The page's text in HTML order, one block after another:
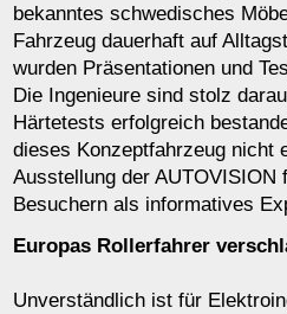
bekanntes schwedisches
Fahrzeug dauerhaft auf
wurden Präsentationen und
Die Ingenieure sind stolz
Härtetests erfolgreich
dieses Konzeptfahrzeug nicht
Ausstellung der AUTOVISION
Besuchern als informatives
Europas Rollerfahrer
Unverständlich ist für